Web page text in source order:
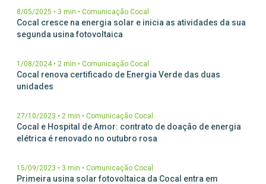
8/05/2025 • 3 min • Comunicação Cocal
Cocal cresce na energia solar e inicia as atividades da sua
segunda usina fotovoltaica
1/08/2024 • 2 min • Comunicação Cocal
Cocal renova certificado de Energia Verde das duas
unidades
27/10/2023 • 2 min • Comunicação Cocal
Cocal e Hospital de Amor: contrato de doação de energia
elétrica é renovado no outubro rosa
15/09/2023 • 3 min • Comunicação Cocal
Primeira usina solar fotovoltaica da Cocal entra em